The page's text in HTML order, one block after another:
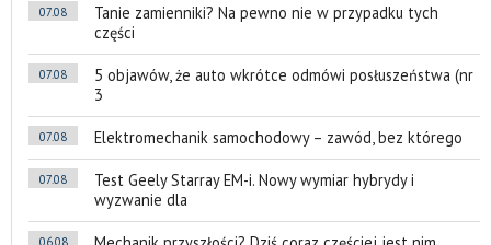
07.08
Tanie zamienniki? Na pewno nie w przypadku tych
części
07.08
5 objawów, że auto wkrótce odmówi posłuszeństwa (nr
3
07.08 Elektromechanik samochodowy – zawód, bez którego
07.08
Test Geely Starray EM-i. Nowy wymiar hybrydy i
wyzwanie dla
06.08